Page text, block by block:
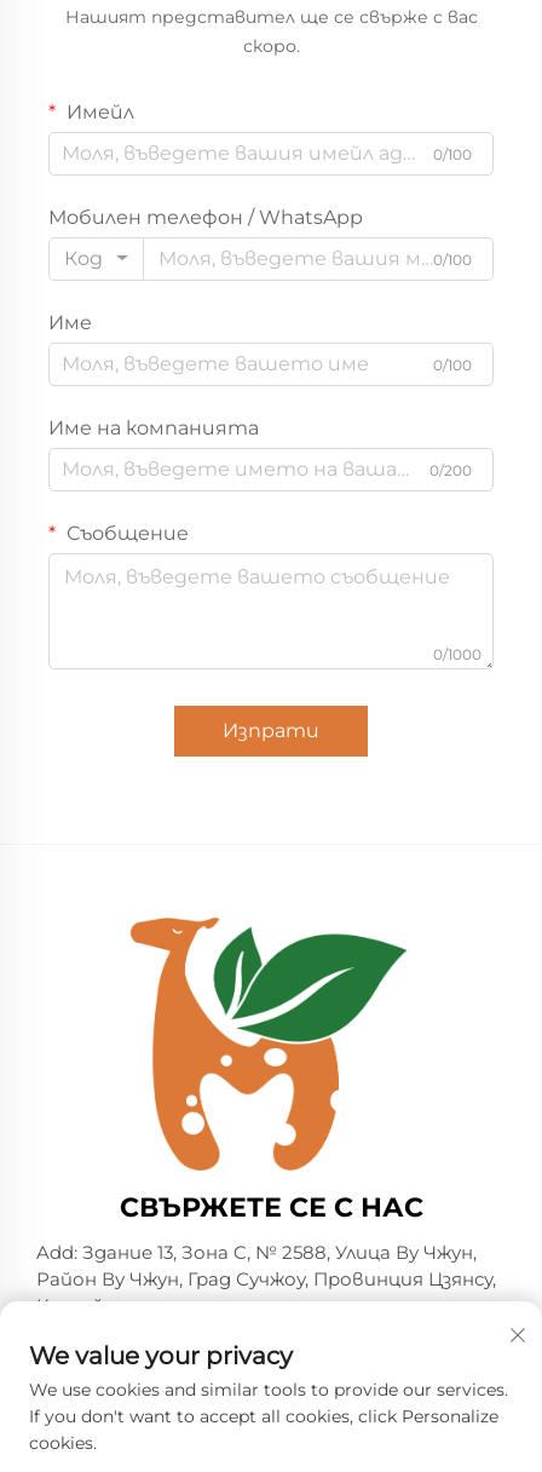
Нашият представител ще се свърже с вас
скоро.
Имейл
0/100
Мобилен телефон / WhatsApp
Код
0/100
Име
0/100
Име на компанията
0/200
Съобщение
0/1000
Изпрати
СВЪРЖЕТЕ СЕ С НАС
Add: Здание 13, Зона C, № 2588, Улица Ву Чжун,
Район Ву Чжун, Град Сучжоу, Провинция Цзянсу,
Китай
Тел.:
+86-13606218836
Имейл:
[email protected]
We value your privacy
We use cookies and similar tools to provide our services.
If you don't want to accept all cookies, click Personalize
cookies.